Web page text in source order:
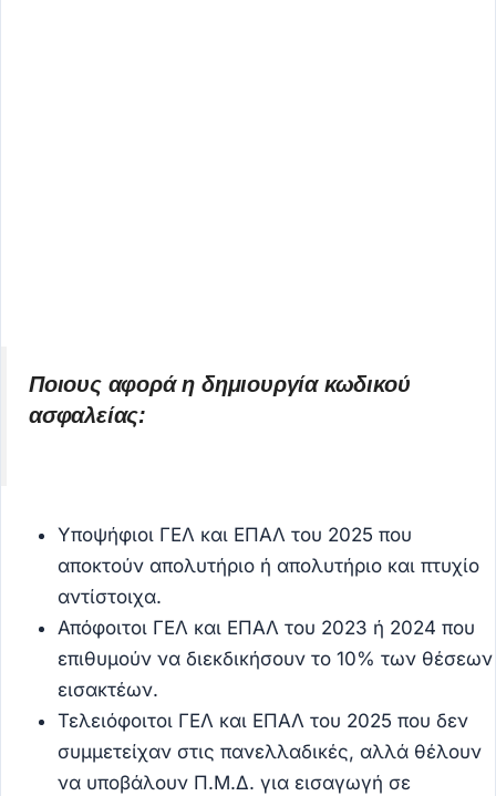
Ποιους αφορά η δημιουργία κωδικού
ασφαλείας:
Υποψήφιοι ΓΕΛ και ΕΠΑΛ του 2025 που
αποκτούν απολυτήριο ή απολυτήριο και πτυχίο
αντίστοιχα.
Απόφοιτοι ΓΕΛ και ΕΠΑΛ του 2023 ή 2024 που
επιθυμούν να διεκδικήσουν το 10% των θέσεων
εισακτέων.
Τελειόφοιτοι ΓΕΛ και ΕΠΑΛ του 2025 που δεν
συμμετείχαν στις πανελλαδικές, αλλά θέλουν
να υποβάλουν Π.Μ.Δ. για εισαγωγή σε